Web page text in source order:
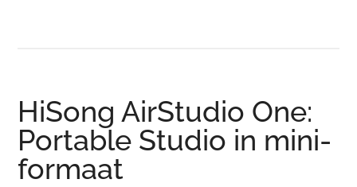
HiSong AirStudio One:
Portable Studio in mini-
formaat